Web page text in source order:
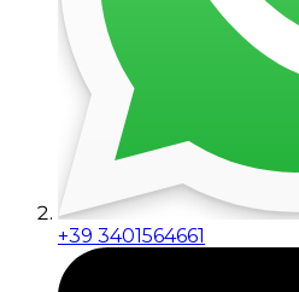
+39 3401564661